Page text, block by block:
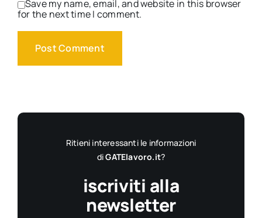
Save my name, email, and website in this browser
for the next time I comment.
Ritieni interessanti le informazioni
diGATElavoro.it?
iscriviti alla
newsletter